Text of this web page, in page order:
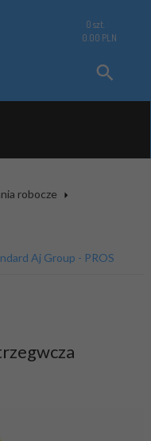
0 szt.
0.00 PLN
robocze
Aj Group - PROS